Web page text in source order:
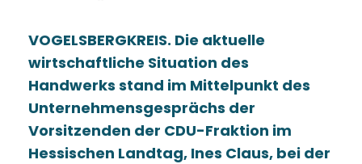
VOGELSBERGKREIS. Die aktuelle
wirtschaftliche Situation des
Handwerks stand im Mittelpunkt des
Unternehmensgesprächs der
Vorsitzenden der CDU-Fraktion im
Hessischen Landtag, Ines Claus, bei der